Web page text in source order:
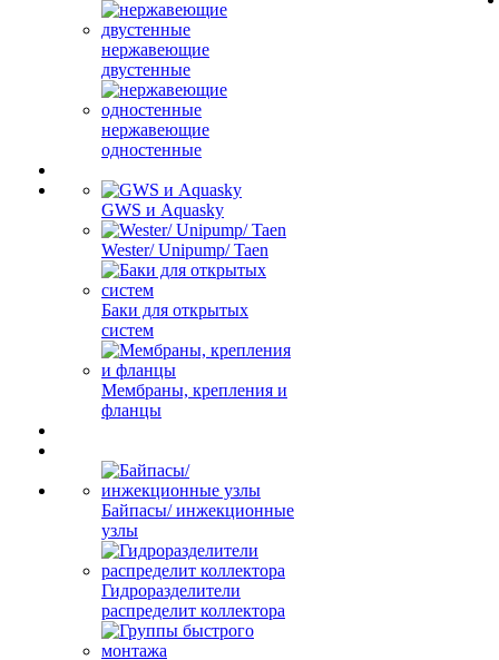
нержавеющие
двустенные
нержавеющие
одностенные
GWS и Aquasky
Wester/ Unipump/ Taen
Баки для открытых
систем
Мембраны, крепления и
фланцы
Байпасы/ инжекционные
узлы
Гидроразделители
распределит коллектора